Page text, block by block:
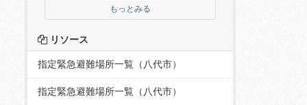
もっとみる
リソース
指定緊急避難場所一覧（八代市）
指定緊急避難場所一覧（八代市）